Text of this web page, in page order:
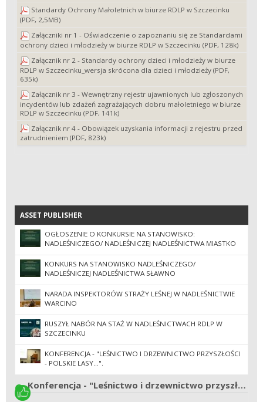
Standardy Ochrony Małoletnich w biurze RDLP w Szczecinku
(PDF, 2,5MB)
Załączniki nr 1 - Oświadczenie o zapoznaniu się ze Standardami
ochrony dzieci i młodzieży w biurze RDLP w Szczecinku (PDF, 128k)
Załącznik nr 2 - Standardy ochrony dzieci i młodzieży w biurze
RDLP w Szczecinku_wersja skrócona dla dzieci i młodzieży (PDF,
635k)
Załącznik nr 3 - Wewnętrzny rejestr ujawnionych lub zgłoszonych
incydentów lub zdażeń zagrażających dobru małoletniego w biurze
RDLP w Szczecinku (PDF, 141k)
Załącznik nr 4 - Obowiązek uzyskania informacji z rejestru przed
zatrudnieniem (PDF, 823k)
ASSET PUBLISHER
ASSET PUBLISHER
OGŁOSZENIE O KONKURSIE NA STANOWISKO:
NADLEŚNICZEGO/ NADLEŚNICZEJ NADLEŚNICTWA MIASTKO
KONKURS NA STANOWISKO NADLEŚNICZEGO/
NADLEŚNICZEJ NADLEŚNICTWA SŁAWNO
NARADA INSPEKTORÓW STRAŻY LEŚNEJ W NADLEŚNICTWIE
WARCINO
RUSZYŁ NABÓR NA STAŻ W NADLEŚNICTWACH RDLP W
SZCZECINKU
KONFERENCJA - "LEŚNICTWO I DRZEWNICTWO PRZYSZŁOŚCI
- POLSKIE LASY...".
Konferencja - "Leśnictwo i drzewnictwo przyszłości - polskie lasy...".